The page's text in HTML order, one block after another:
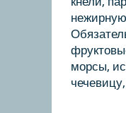
мοрсы,